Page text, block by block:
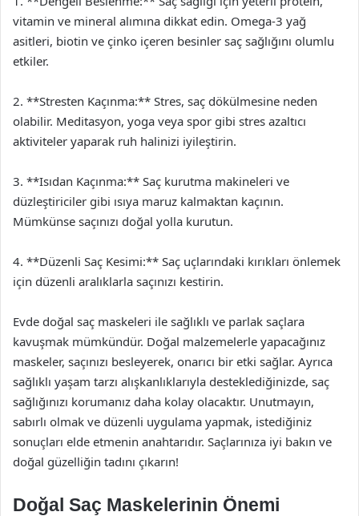
vitamin ve mineral alımına dikkat edin. Omega-3 yağ
asitleri, biotin ve çinko içeren besinler saç sağlığını olumlu
etkiler.
2. **Stresten Kaçınma:** Stres, saç dökülmesine neden
olabilir. Meditasyon, yoga veya spor gibi stres azaltıcı
aktiviteler yaparak ruh halinizi iyileştirin.
3. **Isıdan Kaçınma:** Saç kurutma makineleri ve
düzleştiriciler gibi ısıya maruz kalmaktan kaçının.
Mümkünse saçınızı doğal yolla kurutun.
4. **Düzenli Saç Kesimi:** Saç uçlarındaki kırıkları önlemek
için düzenli aralıklarla saçınızı kestirin.
Evde doğal saç maskeleri ile sağlıklı ve parlak saçlara
kavuşmak mümkündür. Doğal malzemelerle yapacağınız
maskeler, saçınızı besleyerek, onarıcı bir etki sağlar. Ayrıca
sağlıklı yaşam tarzı alışkanlıklarıyla desteklediğinizde, saç
sağlığınızı korumanız daha kolay olacaktır. Unutmayın,
sabırlı olmak ve düzenli uygulama yapmak, istediğiniz
sonuçları elde etmenin anahtarıdır. Saçlarınıza iyi bakın ve
doğal güzelliğin tadını çıkarın!
Doğal Saç Maskelerinin Önemi